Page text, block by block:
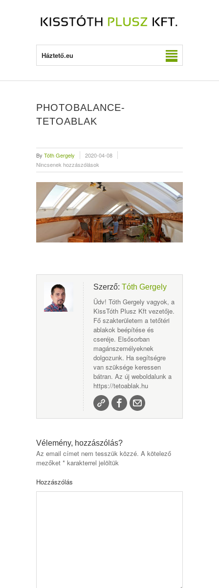
Háztető.eu
PHOTOBALANCE-
TETOABLAK
By Tóth Gergely
2020-04-08
Nincsenek hozzászólások
Szerző: Tóth Gergely
Üdv! Tóth Gergely vagyok, a
KissTóth Plusz Kft vezetője.
Fő szakterületem a tetőtéri
ablakok beépítése és
cseréje. Elsősorban
magánszemélyeknek
dolgozunk. Ha segítségre
van szüksége keressen
bátran. Az új weboldalunk a
https://tetoablak.hu
Vélemény, hozzászólás?
Az email címet nem tesszük közzé. A kötelező
mezőket * karakterrel jelöltük
Hozzászólás